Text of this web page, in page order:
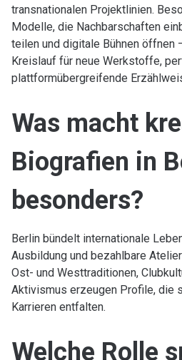
transnationalen Projektlinien.
Modelle, die Nachbarschaften
teilen und digitale Bühnen öffnen
Kreislauf für neue Werkstoffe,
plattformübergreifende
Was macht
Biografien in
besonders?
Berlin bündelt internationale
Ausbildung und bezahlbare
Ost- und Westtraditionen,
Aktivismus erzeugen Profile, die
Karrieren entfalten.
Welche Rolle